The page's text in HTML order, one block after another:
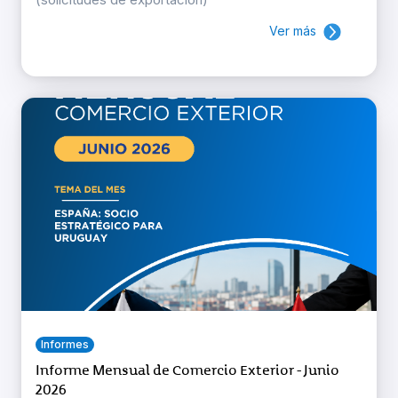
Ver más
Informes
Informe Mensual de Comercio Exterior - Junio
2026